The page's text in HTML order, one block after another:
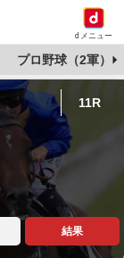
dメニュー
プロ野球（2軍）
11R
結果